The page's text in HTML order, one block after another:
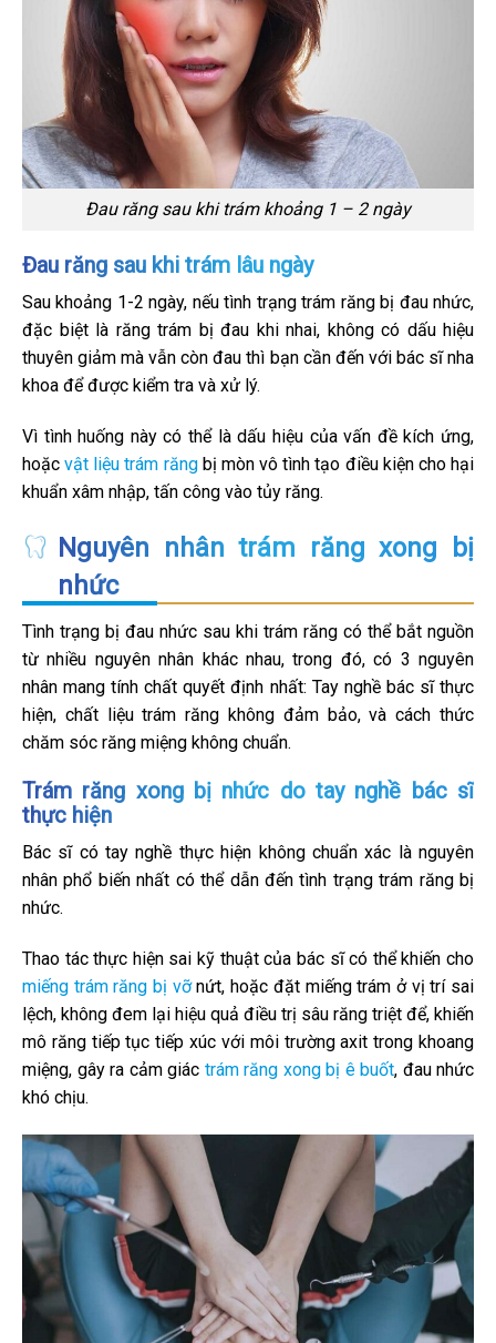
Đau răng sau khi trám khoảng 1 – 2 ngày
Đau răng sau khi trám lâu ngày
Sau khoảng 1-2 ngày, nếu tình trạng trám răng bị đau nhức,
đặc biệt là răng trám bị đau khi nhai, không có dấu hiệu
thuyên giảm mà vẫn còn đau thì bạn cần đến với bác sĩ nha
khoa để được kiểm tra và xử lý.
Vì tình huống này có thể là dấu hiệu của vấn đề kích ứng,
hoặcvật liệu trám răngbị mòn vô tình tạo điều kiện cho hại
khuẩn xâm nhập, tấn công vào tủy răng.
Nguyên nhân trám răng xong bị
nhức
Tình trạng bị đau nhức sau khi trám răng có thể bắt nguồn
từ nhiều nguyên nhân khác nhau, trong đó, có 3 nguyên
nhân mang tính chất quyết định nhất: Tay nghề bác sĩ thực
hiện, chất liệu trám răng không đảm bảo, và cách thức
chăm sóc răng miệng không chuẩn.
Trám răng xong bị nhức do tay nghề bác sĩ
thực hiện
Bác sĩ có tay nghề thực hiện không chuẩn xác là nguyên
nhân phổ biến nhất có thể dẫn đến tình trạng trám răng bị
nhức.
Thao tác thực hiện sai kỹ thuật của bác sĩ có thể khiến cho
miếng trám răng bị vỡnứt, hoặc đặt miếng trám ở vị trí sai
lệch, không đem lại hiệu quả điều trị sâu răng triệt để, khiến
mô răng tiếp tục tiếp xúc với môi trường axit trong khoang
miệng, gây ra cảm giác trám răng xong bị ê buốt, đau nhức
khó chịu.